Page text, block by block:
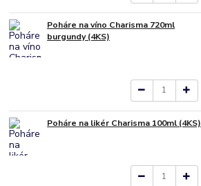
Poháre na víno Charisma 720ml
burgundy (4KS)
Poháre na likér Charisma 100ml (4KS)